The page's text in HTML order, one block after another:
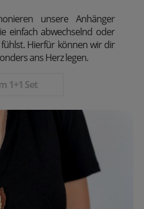
unsere Anhänger
einfach abwechselnd oder
Hierfür können wir dir
ans Herz legen.
1+1 Set